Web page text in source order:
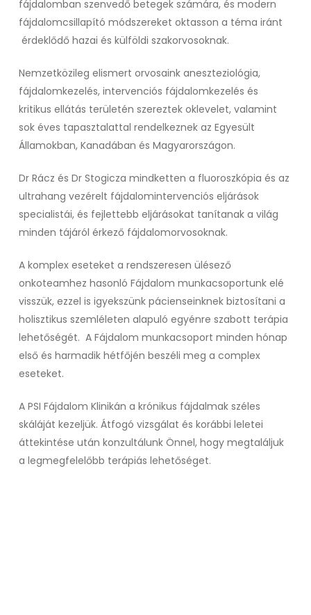
fájdalomban szenvedő betegek számára, és modern
fájdalomcsillapító módszereket oktasson a téma iránt
érdeklődő hazai és külföldi szakorvosoknak.
Nemzetközileg elismert orvosaink aneszteziológia,
fájdalomkezelés, intervenciós fájdalomkezelés és
kritikus ellátás területén szereztek oklevelet, valamint
sok éves tapasztalattal rendelkeznek az Egyesült
Államokban, Kanadában és Magyarországon.
Dr Rácz és Dr Stogicza mindketten a fluoroszkópia és az
ultrahang vezérelt fájdalomintervenciós eljárások
specialistái, és fejlettebb eljárásokat tanítanak a világ
minden tájáról érkező fájdalomorvosoknak.
A komplex eseteket a rendszeresen ülésező
onkoteamhez hasonló Fájdalom munkacsoportunk elé
visszük, ezzel is igyekszünk pácienseinknek biztosítani a
holisztikus szemléleten alapuló egyénre szabott terápia
lehetőségét. A Fájdalom munkacsoport minden hónap
első és harmadik hétfőjén beszéli meg a complex
eseteket.
A PSI Fájdalom Klinikán a krónikus fájdalmak széles
skáláját kezeljük. Átfogó vizsgálat és korábbi leletei
áttekintése után konzultálunk Önnel, hogy megtaláljuk
a legmegfelelőbb terápiás lehetőséget.